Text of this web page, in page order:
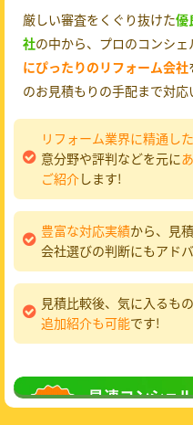
厳しい審査をくぐり抜けた優
社の中から、プロのコンシェ
にぴったりのリフォーム会社
のお見積もりの手配まで対応
リフォーム業界に精通し
意分野や評判などを元に
ご紹介します!
豊富な対応実績から、見
会社選びの判断にもアド
見積比較後、気に入るも
追加紹介も可能です!